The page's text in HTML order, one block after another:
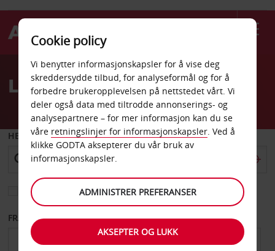
Welcome
AvisLeiebil Nadi
HENT FRA
Velg et annet leveringssted
FRA DATO TIL DATO
Cookie policy
Vi benytter informasjonskapsler for å vise deg
skreddersydde tilbud, for analyseformål og for å
forbedre brukeropplevelsen på nettstedet vårt. Vi
deler også data med tiltrodde annonserings- og
analysepartnere – for mer informasjon kan du se
våre retningslinjer for informasjonskapsler. Ved å
klikke GODTA aksepterer du vår bruk av
informasjonskapsler.
ADMINISTRER PREFERANSER
AKSEPTER OG LUKK